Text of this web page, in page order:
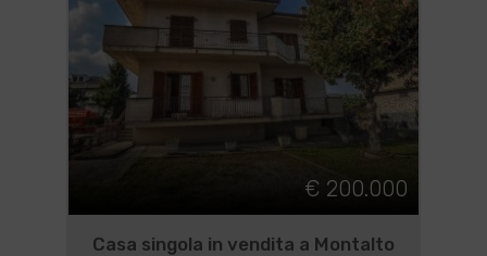
€ 200.000
Casa singola in vendita a Montalto